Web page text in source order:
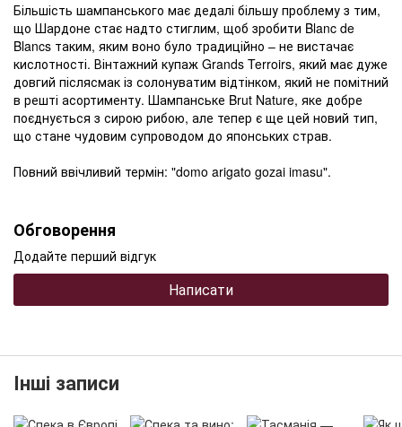
Більшість шампанського має дедалі більшу проблему з тим,
що Шардоне стає надто стиглим, щоб зробити Blanc de
Blancs таким, яким воно було традиційно – не вистачає
кислотності. Вінтажний купаж Grands Terroirs, який має дуже
довгий післясмак із солонуватим відтінком, який не помітний
в решті асортименту. Шампанське Brut Nature, яке добре
поєднується з сирою рибою, але тепер є ще цей новий тип,
що стане чудовим супроводом до японських страв.
Повний ввічливий термін: "domo arigato gozai imasu".
Обговорення
Додайте перший відгук
Написати
Інші записи